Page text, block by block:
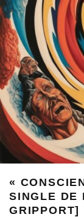
«
SINGLE DE
GRIPPORT]